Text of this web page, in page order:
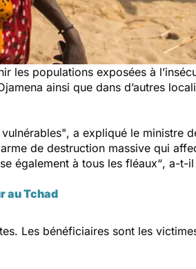
les populations exposées à
ainsi que dans d’autres
, a expliqué le ministre
de destruction massive qui
également à tous les fléaux“, a-t-il
au Tchad
Les bénéficiaires sont les